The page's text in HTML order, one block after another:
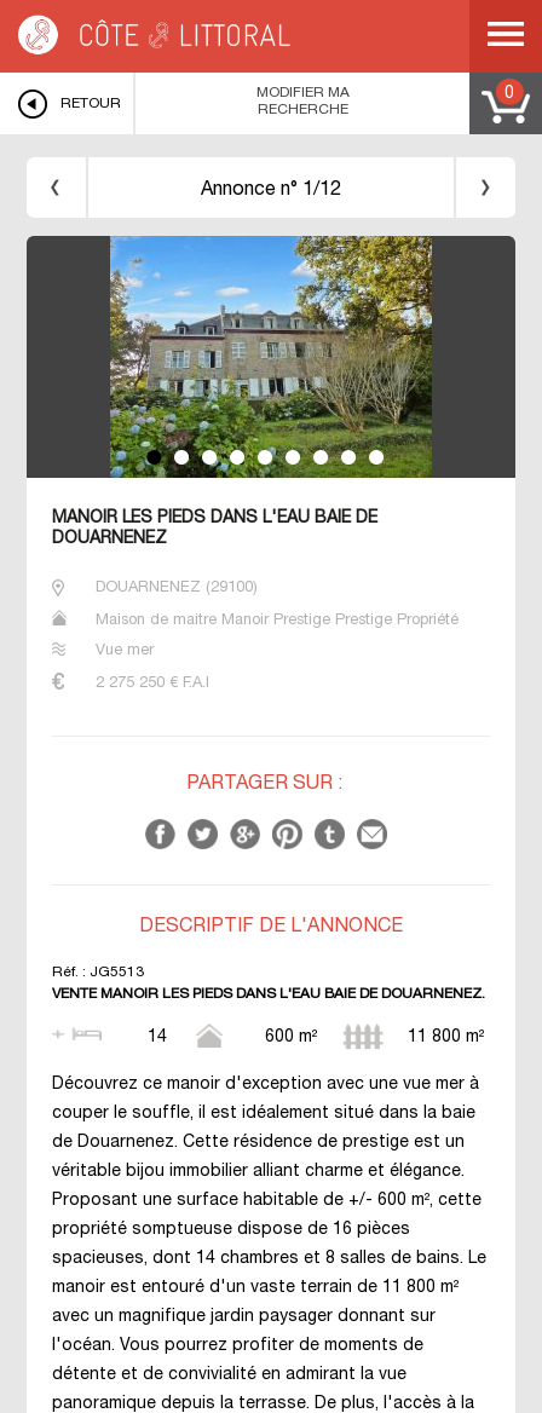
DOUARNENEZ > Manoir les pieds dans l'eau Baie de Douarnenez
RETOUR
0
MODIFIER MA
RECHERCHE
Annonce n° 1/12
MANOIR LES PIEDS DANS L'EAU BAIE DE
DOUARNENEZ
DOUARNENEZ (29100)
Maison de maitre Manoir Prestige Prestige Propriété
Vue mer
2 275 250€ F.A.I
PARTAGER SUR :
DESCRIPTIF DE L'ANNONCE
Réf. : JG5513
VENTE MANOIR LES PIEDS DANS L'EAU BAIE DE DOUARNENEZ.
14 600 m² 11 800 m²
Découvrez ce manoir d'exception avec une vue mer à
couper le souffle, il est idéalement situé dans la baie
de Douarnenez. Cette résidence de prestige est un
véritable bijou immobilier alliant charme et élégance.
Proposant une surface habitable de +/- 600 m², cette
propriété somptueuse dispose de 16 pièces
spacieuses, dont 14 chambres et 8 salles de bains. Le
manoir est entouré d'un vaste terrain de 11 800 m²
avec un magnifique jardin paysager donnant sur
l'océan. Vous pourrez profiter de moments de
détente et de convivialité en admirant la vue
panoramique depuis la terrasse. De plus, l'accès à la